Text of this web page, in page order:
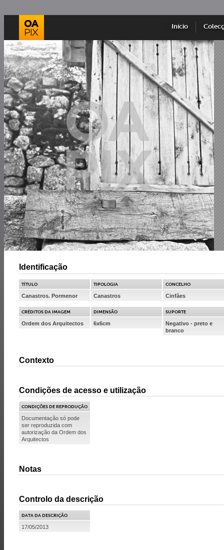
Início
Identificação
TÍTULO
Canastros. Pormenor
TIPOLOGIA
Canastros
CONCELHO
Cinfães
CRÉDITOS DA IMAGEM
Ordem dos Arquitectos
DIMENSÃO
6x6cm
SUPORTE
Negativo - preto e
branco
Contexto
Condições de acesso e utilização
CONDIÇÕES DE REPRODUÇÃO
Documentação só pode
ser reproduzida com
autorização da Ordem dos
Arquitectos
Notas
Controlo da descrição
DATA DA DESCRIÇÃO
17/05/2013